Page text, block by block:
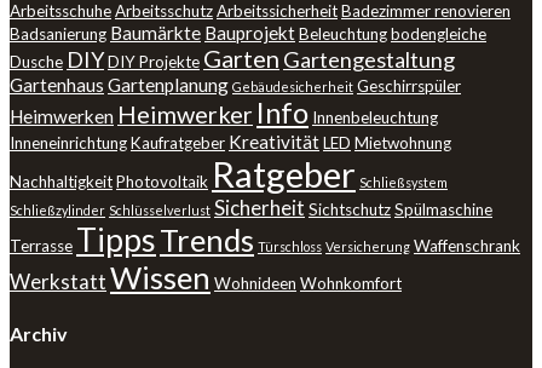
ArbeitsschuheArbeitsschutzArbeitssicherheitBadezimmer renovieren
Badsanierung Baumärkte BauprojektBeleuchtungbodengleiche
Dusche DIYDIY Projekte Garten Gartengestaltung
Gartenhaus Gartenplanung Gebäudesicherheit Geschirrspüler
Heimwerken Heimwerker Info Innenbeleuchtung
InneneinrichtungKaufratgeber KreativitätLED Mietwohnung
NachhaltigkeitPhotovoltaik Ratgeber Schließsystem
Schließzylinder Schlüsselverlust Sicherheit SichtschutzSpülmaschine
Terrasse TippsTrends Türschloss Versicherung Waffenschrank
WerkstattWissen Wohnideen Wohnkomfort
Archiv